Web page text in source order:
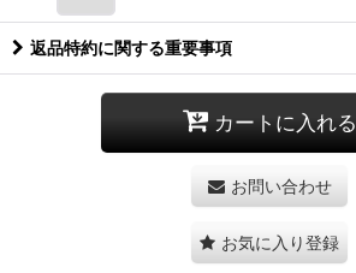
返品特約に関する重要事項
カートに入れる
お問い合わせ
お気に入り登録